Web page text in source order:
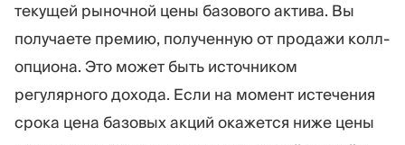
текущей рыночной цены базового актива. Вы
получаете премию, полученную от продажи колл-
опциона. Это может быть источником
регулярного дохода. Если на момент истечения
срока цена базовых акций окажется ниже цены